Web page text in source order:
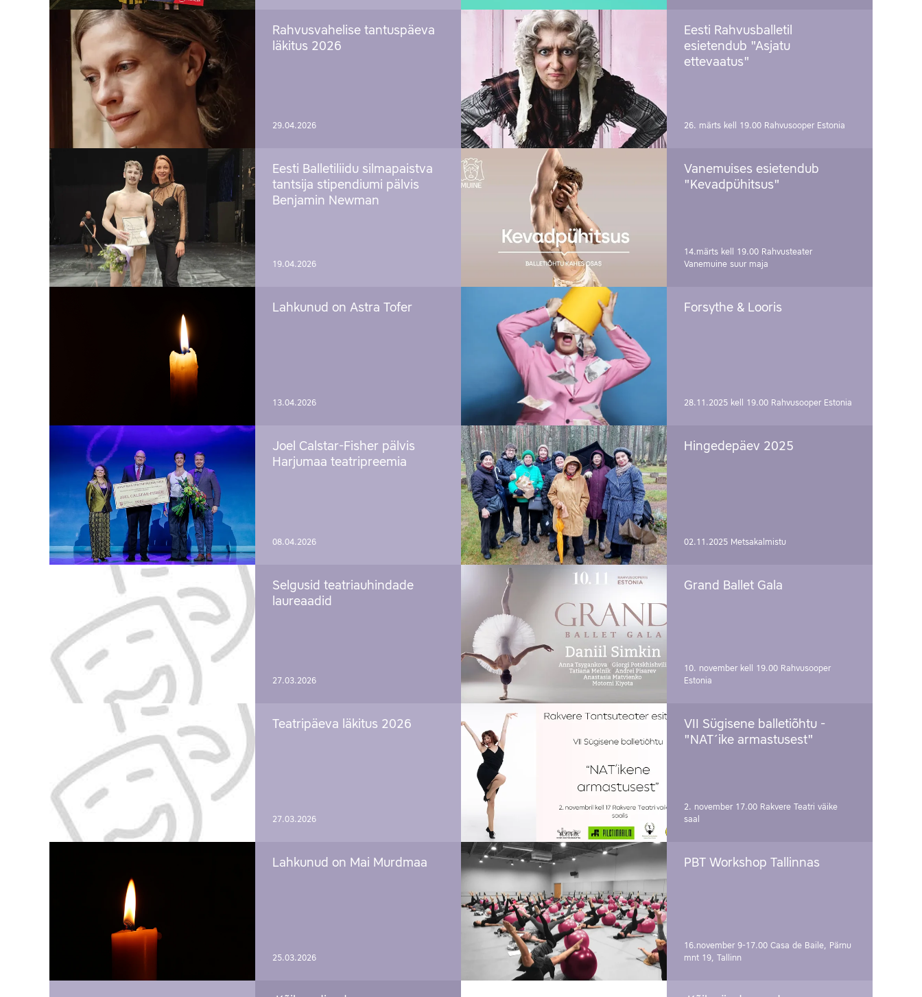
Rahvusvahelise tantuspäeva
läkitus 2026
29.04.2026
Eesti Balletiliidu silmapaistva
tantsija stipendiumi pälvis
Benjamin Newman
19.04.2026
Lahkunud on Astra Tofer
13.04.2026
Joel Calstar-Fisher pälvis
Harjumaa teatripreemia
08.04.2026
Selgusid teatriauhindade
laureaadid
27.03.2026
Teatripäeva läkitus 2026
27.03.2026
Lahkunud on Mai Murdmaa
25.03.2026
Eesti Rahvusballetil
esietendub "Asjatu
ettevaatus"
26. märts kell 19.00 Rahvusooper Estonia
Vanemuises esietendub
"Kevadpühitsus"
14.märts kell 19.00 Rahvusteater
Vanemuine suur maja
Forsythe & Looris
28.11.2025 kell 19.00 Rahvusooper Estonia
Hingedepäev 2025
02.11.2025 Metsakalmistu
Grand Ballet Gala
10. november kell 19.00 Rahvusooper
Estonia
VII Sügisene balletiõhtu -
"NAT´ike armastusest"
2. november 17.00 Rakvere Teatri väike
saal
PBT Workshop Tallinnas
16.november 9-17.00 Casa de Baile, Pärnu
mnt 19, Tallinn